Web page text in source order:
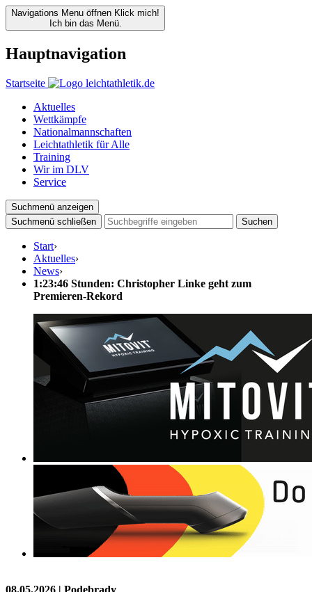
Navigations Menu öffnen Klick mich!
Ich bin das Menü.
Hauptnavigation
Startseite
Aktuelles
Wettkämpfe
Nationalmannschaften
Leichtathletik für Alle
Training
Wir im DLV
Service
Suchmenü anzeigen
Suchmenü schließen
Suchen
Start›
Aktuelles›
News›
1:23:46 Stunden: Christopher Linke geht zum
Premieren-Rekord
08.05.2026 | Podebrady